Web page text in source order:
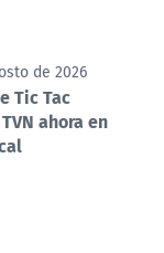
de 2026
Tic Tac
ahora en